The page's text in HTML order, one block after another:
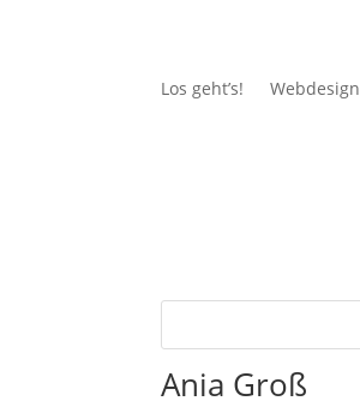
Los geht’s! Webdesign
Ania Groß